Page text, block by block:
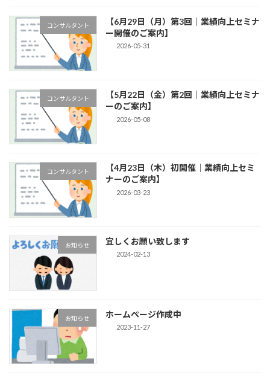
コンサルタント
【6月29日（月）第3回｜業績向上セミナ
ー開催のご案内】
2026-05-31
コンサルタント
【5月22日（金）第2回｜業績向上セミナ
ーのご案内】
2026-05-08
コンサルタント
【4月23日（木）初開催｜業績向上セミ
ナーのご案内】
2026-03-23
お知らせ 宜しくお願い致します
2024-02-13
お知らせ ホームページ作成中
2023-11-27